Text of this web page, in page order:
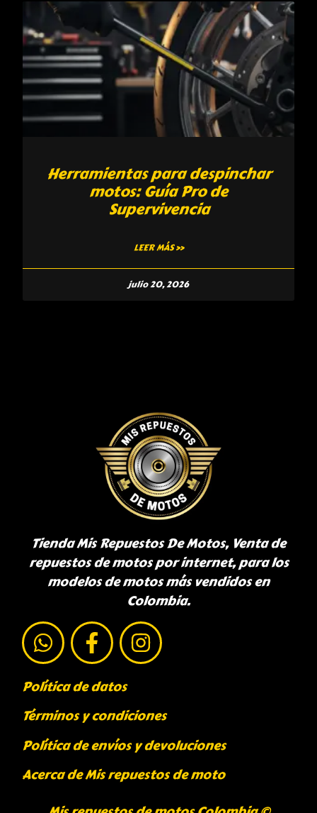
Herramientas para despinchar
motos: Guía Pro de
Supervivencia
LEER MÁS »
julio 20, 2026
Tienda Mis Repuestos De Motos, Venta de
repuestos de motos por internet, para los
modelos de motos más vendidos en
Colombia.
Política de datos
Términos y condiciones
Política de envíos y devoluciones
Acerca de Mis repuestos de moto